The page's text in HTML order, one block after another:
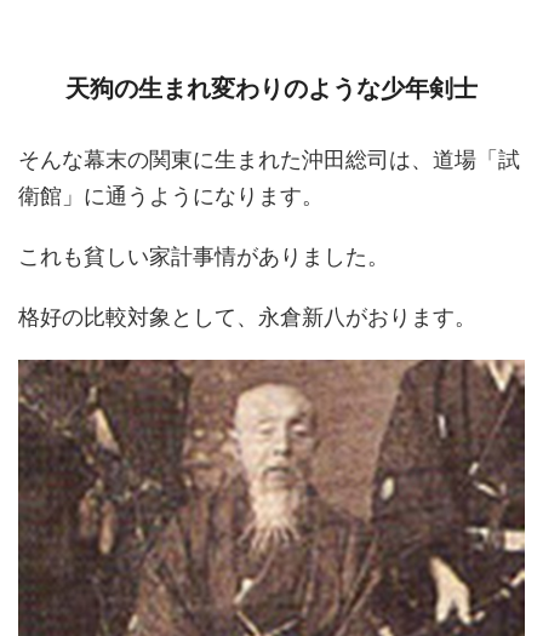
天狗の生まれ変わりのような少年剣士
そんな幕末の関東に生まれた沖田総司は、道場「試
衛館」に通うようになります。
これも貧しい家計事情がありました。
格好の比較対象として、永倉新八がおります。